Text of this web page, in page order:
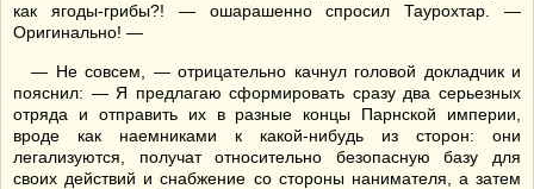
как ягоды-грибы?! — ошарашенно спросил Таурохтар. —
Оригинально! —
— Не совсем, — отрицательно качнул головой докладчик и
пояснил: — Я предлагаю сформировать сразу два серьезных
отряда и отправить их в разные концы Парнской империи,
вроде как наемниками к какой-нибудь из сторон: они
легализуются, получат относительно безопасную базу для
своих действий и снабжение со стороны нанимателя, а затем